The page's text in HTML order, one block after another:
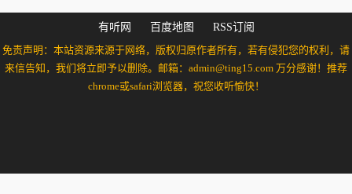
有听网 百度地图
RSS订阅
免责声明：本站资源来源于网络，版权归原作者所有，若有侵犯您的权利，请
来信告知，我们将立即予以删除。邮箱：admin@ting15.com 万分感谢！推荐
chrome或safari浏览器，祝您收听愉快！